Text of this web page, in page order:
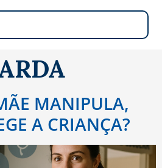
MANIPULA,
A CRIANÇA?